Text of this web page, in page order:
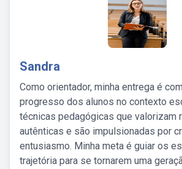
Sandra
Como orientador, minha entrega é
progresso dos alunos no contexto
técnicas pedagógicas que valorizam
autênticas e são impulsionadas por
entusiasmo. Minha meta é guiar os
trajetória para se tornarem uma